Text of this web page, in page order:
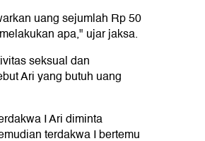
uang sejumlah Rp 50
apa," ujar jaksa.
seksual dan
Ari yang butuh uang
I Ari diminta
terdakwa I bertemu